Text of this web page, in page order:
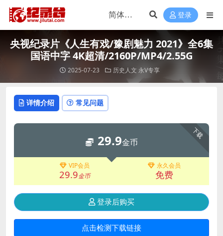
登录
央视纪录片《人生有戏/豫剧魅力 2021》全6集
国语中字 4K超清/2160P/MP4/2.55G
2025-07-23 历史人文 永V专享
详情介绍 常见问题
下载
29.9金币
VIP会员
29.9金币
永久会员
免费
登录后购买
点击检测下载链接